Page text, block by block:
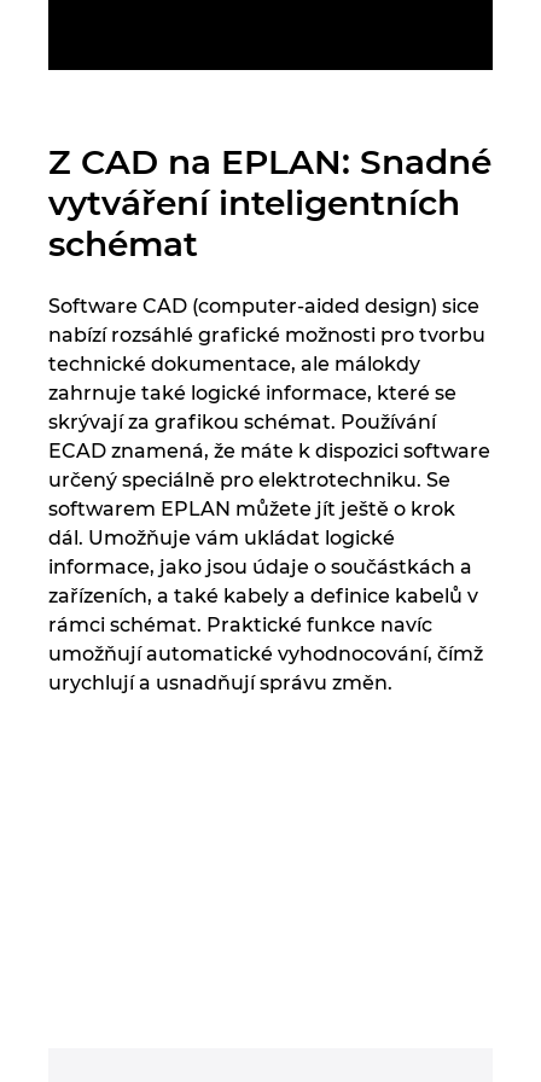
Z CAD na EPLAN: Snadné
vytváření inteligentních
schémat
Software CAD (computer-aided design) sice
nabízí rozsáhlé grafické možnosti pro tvorbu
technické dokumentace, ale málokdy
zahrnuje také logické informace, které se
skrývají za grafikou schémat. Používání
ECAD znamená, že máte k dispozici software
určený speciálně pro elektrotechniku. Se
softwarem EPLAN můžete jít ještě o krok
dál. Umožňuje vám ukládat logické
informace, jako jsou údaje o součástkách a
zařízeních, a také kabely a definice kabelů v
rámci schémat. Praktické funkce navíc
umožňují automatické vyhodnocování, čímž
urychlují a usnadňují správu změn.
Slovensko
Spojené arabské emiráty
Srbsko
Španělsko
Švédsko
Švýcarsko
Thajsko
Turecko
Ukrajina
USA